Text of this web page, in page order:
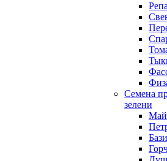
Репа
Семена
зелени